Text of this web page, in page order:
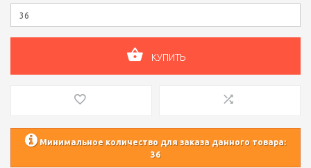
КУПИТЬ
Минимальное количество для заказа данного товара:
36